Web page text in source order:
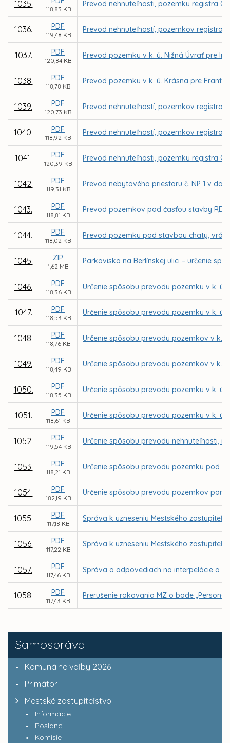
Samospráva
Komunálne voľby 2026
Primátor
Mestské zastupiteľstvo
Informácie
Poslanci
Komisie
1035.
118,83 KB
Prevod nehnuteľnosti, pozemku registra
1036. PDF
119,48 KB
Prevod nehnuteľností, pozemkov registra
1037. PDF
120,84 KB
Prevod pozemku v k. ú. Nižná Úvrať pre
1038. PDF
118,78 KB
Prevod pozemku v k. ú. Krásna pre
1039. PDF
120,73 KB
Prevod nehnuteľností, pozemkov registra
1040. PDF
118,92 KB
Prevod nehnuteľností, pozemkov registra
1041. PDF
120,39 KB
Prevod nehnuteľnosti, pozemku registra
1042. PDF
119,31 KB
Prevod nebytového priestoru č. NP 1 v
1043. PDF
118,81 KB
Prevod pozemkov pod časťou stavby RD
1044. PDF
118,02 KB
Prevod pozemku pod stavbou chaty,
1045. ZIP
1,62 MB
Parkovisko na Berlínskej ulici – určenie
1046. PDF
118,36 KB
Určenie spôsobu prevodu pozemku v k. ú.
1047. PDF
118,53 KB
Určenie spôsobu prevodu pozemku v k.
1048. PDF
118,76 KB
Určenie spôsobu prevodu pozemkov v k.
1049. PDF
118,49 KB
Určenie spôsobu prevodu pozemkov v k.
1050. PDF
118,35 KB
Určenie spôsobu prevodu pozemku v k. ú.
1051. PDF
118,61 KB
Určenie spôsobu prevodu pozemku v k.
1052. PDF
119,54 KB
Určenie spôsobu prevodu nehnuteľnosti,
1053. PDF
118,21 KB
Určenie spôsobu prevodu pozemku pod
1054. PDF
182,19 KB
Určenie spôsobu prevodu pozemkov parc.
1055. PDF
117,18 KB
Správa k uzneseniu Mestského
1056. PDF
117,22 KB
Správa k uzneseniu Mestského
1057. PDF
117,46 KB
Správa o odpovediach na interpelácie a
1058. PDF
117,43 KB
Prerušenie rokovania MZ o bode